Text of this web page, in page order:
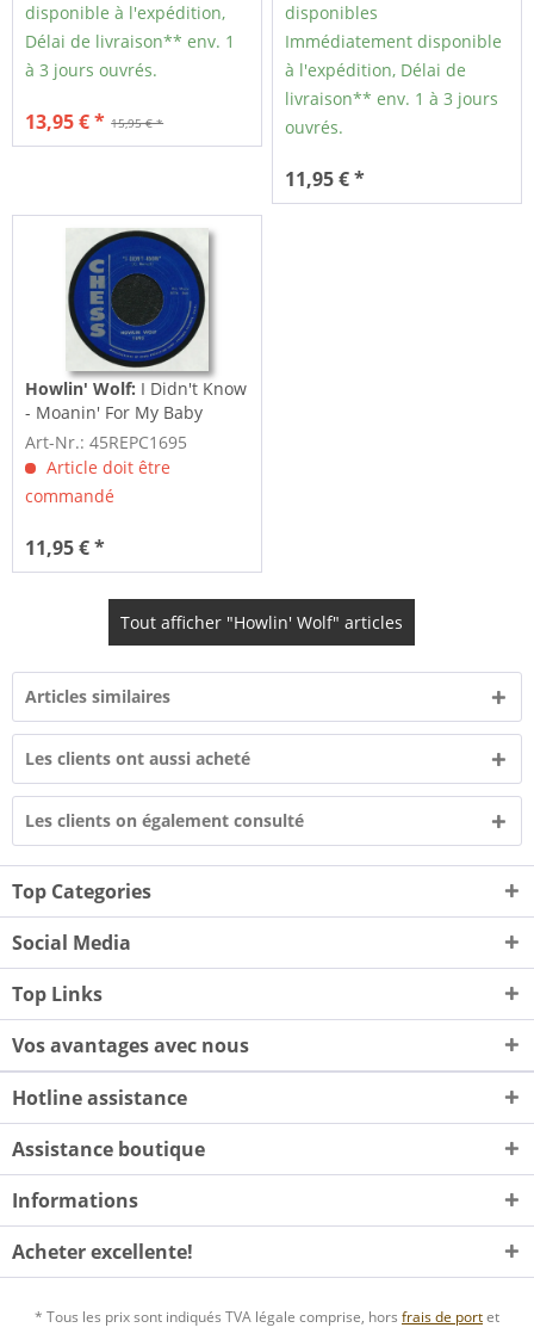
disponible à l'expédition,
Délai de livraison** env. 1
à 3 jours ouvrés.
15,95 € *
13,95 € *
disponibles
Immédiatement disponible
à l'expédition, Délai de
livraison** env. 1 à 3 jours
ouvrés.
11,95 € *
Howlin' Wolf: I Didn't Know
- Moanin' For My Baby
(7inch, 45rpm)
Art-Nr.: 45REPC1695
Article doit être
commandé
11,95 € *
Tout afficher "Howlin' Wolf" articles
Articles similaires
Les clients ont aussi acheté
Les clients on également consulté
Top Categories
Social Media
Top Links
Vos avantages avec nous
Hotline assistance
Assistance boutique
Informations
Acheter excellente!
* Tous les prix sont indiqués TVA légale comprise, hors frais de portet